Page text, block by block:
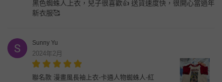
黑色蜘蛛人上衣，兒子很喜歡👍 送貨速度快，很開心當過年
新衣服🥰
Sunny Yu
2024年2月
聯名款 漫畫風長袖上衣-卡通人物蜘蛛人-紅